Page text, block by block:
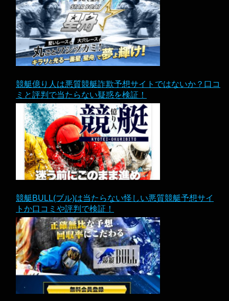
競艇億り人は悪質競艇詐欺予想サイトではないか？口コ
ミと評判で当たらない疑惑を検証！
競艇BULL(ブル)は当たらない怪しい悪質競艇予想サイ
トか口コミや評判で検証！